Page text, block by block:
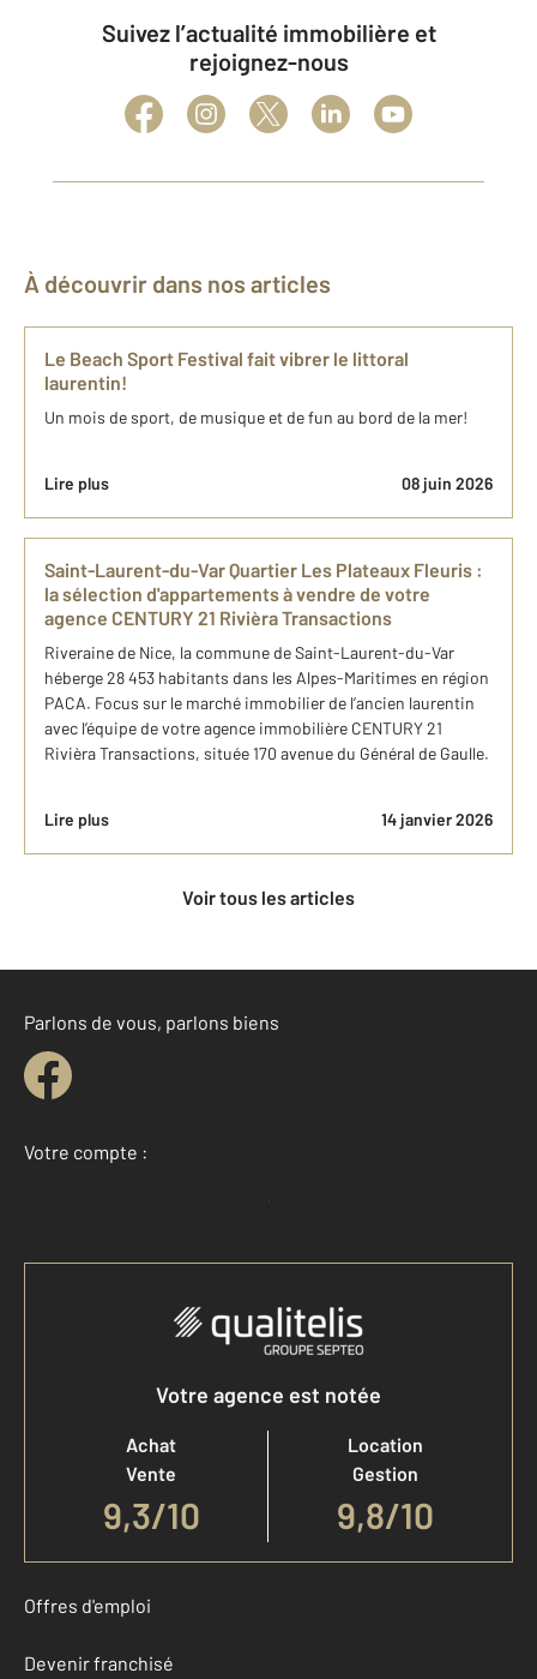
Suivez l’actualité immobilière et
rejoignez-nous
À découvrir dans nos articles
Le Beach Sport Festival fait vibrer le littoral
laurentin!
Un mois de sport, de musique et de fun au bord de la mer!
Lire plus 08 juin 2026
Saint-Laurent-du-Var Quartier Les Plateaux Fleuris :
la sélection d'appartements à vendre de votre
agence CENTURY 21 Rivièra Transactions
Riveraine de Nice, la commune de Saint-Laurent-du-Var
héberge 28 453 habitants dans les Alpes-Maritimes en région
PACA. Focus sur le marché immobilier de l’ancien laurentin
avec l’équipe de votre agence immobilière CENTURY 21
Rivièra Transactions, située 170 avenue du Général de Gaulle.
Lire plus 14 janvier 2026
Voir tous les articles
Parlons de vous, parlons biens
Votre compte :
Accéder à mon compte
Votre agence est notée
Achat
Vente
9,3/10
Location
Gestion
9,8/10
Offres d'emploi
Devenir franchisé